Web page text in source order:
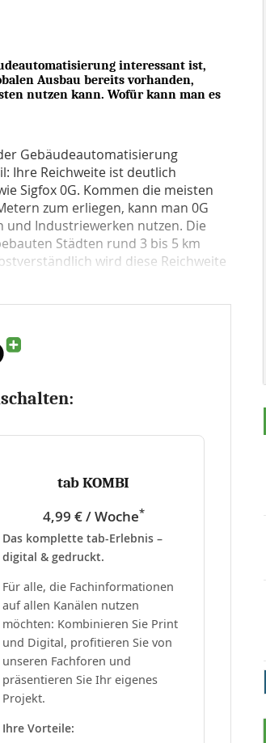
interessant ist,
Ausbau bereits vorhanden,
nutzen kann. Wofür kann man es
Gebäudeautomatisierung
Ihre Reichweite ist deutlich
Sigfox 0G. Kommen die meisten
zum erliegen, kann man 0G
und Industriewerken nutzen. Die
Städten rund 3 bis 5 km
wird diese Reichweite
tab KOMBI
4,99 € / Woche*
Das komplette tab-Erlebnis –
digital & gedruckt.
Für alle, die Fachinformationen
auf allen Kanälen nutzen
möchten: Kombinieren Sie Print
und Digital, profitieren Sie von
unseren Fachforen und
präsentieren Sie Ihr eigenes
Projekt.
Ihre Vorteile: